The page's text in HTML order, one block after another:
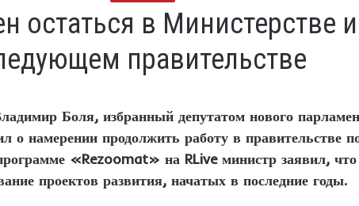
остаться в Министерстве
правительстве
Боля, избранный депутатом нового
намерении продолжить работу в правительстве
«Rezoomat» на RLive министр заявил, что
проектов развития, начатых в последние годы.